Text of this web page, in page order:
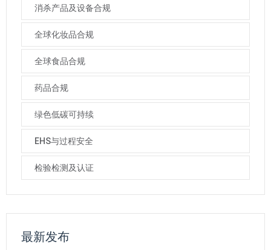
消杀产品及设备合规
全球化妆品合规
全球食品合规
药品合规
绿色低碳可持续
EHS与过程安全
检验检测及认证
最新发布